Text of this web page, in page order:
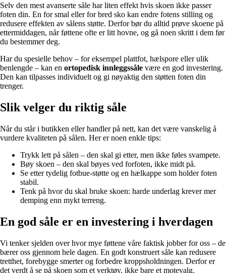
Selv den mest avanserte såle har liten effekt hvis skoen ikke passer
foten din. En for smal eller for bred sko kan endre fotens stilling og
redusere effekten av sålens støtte. Derfor bør du alltid prøve skoene på
ettermiddagen, når føttene ofte er litt hovne, og gå noen skritt i dem før
du bestemmer deg.
Har du spesielle behov – for eksempel plattfot, hælspore eller ulik
benlengde – kan en ortopedisk innleggssåle være en god investering.
Den kan tilpasses individuelt og gi nøyaktig den støtten foten din
trenger.
Slik velger du riktig såle
Når du står i butikken eller handler på nett, kan det være vanskelig å
vurdere kvaliteten på sålen. Her er noen enkle tips:
Trykk lett på sålen – den skal gi etter, men ikke føles svampete.
Bøy skoen – den skal bøyes ved forfoten, ikke midt på.
Se etter tydelig fotbue-støtte og en hælkappe som holder foten
stabil.
Tenk på hvor du skal bruke skoen: harde underlag krever mer
demping enn mykt terreng.
En god såle er en investering i hverdagen
Vi tenker sjelden over hvor mye føttene våre faktisk jobber for oss – de
bærer oss gjennom hele dagen. En godt konstruert såle kan redusere
tretthet, forebygge smerter og forbedre kroppsholdningen. Derfor er
det verdt å se på skoen som et verktøy, ikke bare et motevalg.